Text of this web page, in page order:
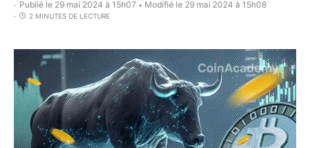
Publié le 29 mai 2024 à 15h07 • Modifié le 29 mai 2024 à 15h08
2 MINUTES DE LECTURE